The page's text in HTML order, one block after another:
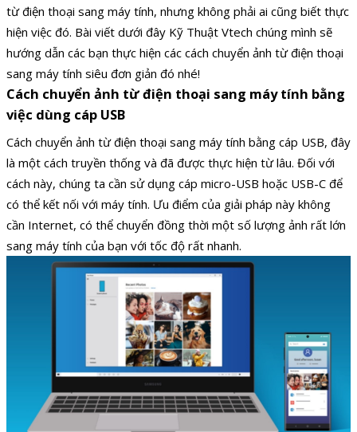
từ điện thoại sang máy tính, nhưng không phải ai cũng biết thực
hiện việc đó. Bài viết dưới đây Kỹ Thuật Vtech chúng mình sẽ
hướng dẫn các bạn thực hiện các cách chuyển ảnh từ điện thoại
sang máy tính siêu đơn giản đó nhé!
Cách chuyển ảnh từ điện thoại sang máy tính bằng
việc dùng cáp USB
Cách chuyển ảnh từ điện thoại sang máy tính bằng cáp USB, đây
là một cách truyền thống và đã được thực hiện từ lâu. Đối với
cách này, chúng ta cần sử dụng cáp micro-USB hoặc USB-C để
có thể kết nối với máy tính. Ưu điểm của giải pháp này không
cần Internet, có thể chuyển đồng thời một số lượng ảnh rất lớn
sang máy tính của bạn với tốc độ rất nhanh.